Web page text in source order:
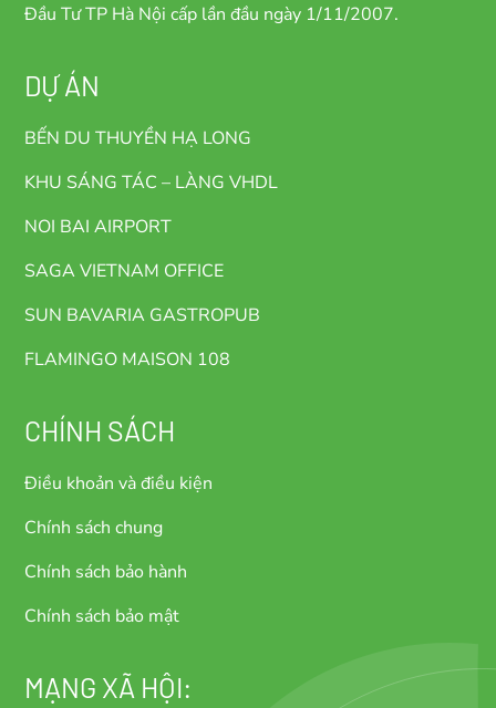
Đầu Tư TP Hà Nội cấp lần đầu ngày 1/11/2007.
DỰ ÁN
BẾN DU THUYỀN HẠ LONG
KHU SÁNG TÁC – LÀNG VHDL
NOI BAI AIRPORT
SAGA VIETNAM OFFICE
SUN BAVARIA GASTROPUB
FLAMINGO MAISON 108
CHÍNH SÁCH
Điều khoản và điều kiện
Chính sách chung
Chính sách bảo hành
Chính sách bảo mật
MẠNG XÃ HỘI: